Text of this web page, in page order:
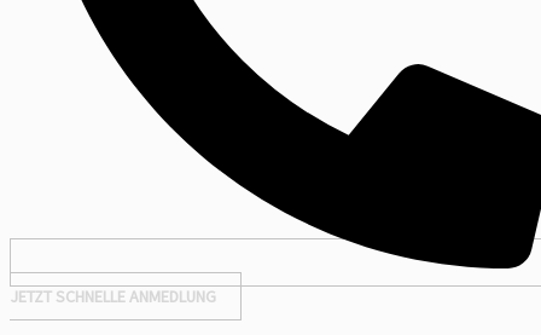
JETZT SCHNELLE ANMEDLUNG